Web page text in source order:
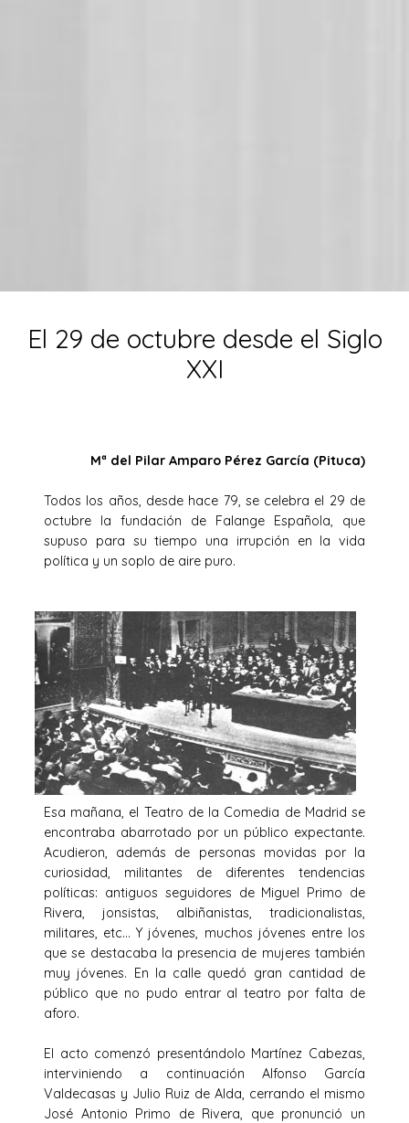
El 29 de octubre desde el Siglo
XXI
Mª del Pilar Amparo Pérez García (Pituca)
Todos los años, desde hace 79, se celebra el 29 de
octubre la fundación de Falange Española, que
supuso para su tiempo una irrupción en la vida
política y un soplo de aire puro.
Esa mañana, el Teatro de la Comedia de Madrid se
encontraba abarrotado por un público expectante.
Acudieron, además de personas movidas por la
curiosidad, militantes de diferentes tendencias
políticas: antiguos seguidores de Miguel Primo de
Rivera, jonsistas, albiñanistas, tradicionalistas,
militares, etc… Y jóvenes, muchos jóvenes entre los
que se destacaba la presencia de mujeres también
muy jóvenes. En la calle quedó gran cantidad de
público que no pudo entrar al teatro por falta de
aforo.
El acto comenzó presentándolo Martínez Cabezas,
interviniendo a continuación Alfonso García
Valdecasas y Julio Ruiz de Alda, cerrando el mismo
José Antonio Primo de Rivera, que pronunció un